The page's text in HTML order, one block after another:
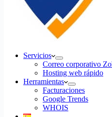
Servicios
Correo corporativo
Hosting web rápido
Herramientas
Facturaciones
Google Trends
WHOIS